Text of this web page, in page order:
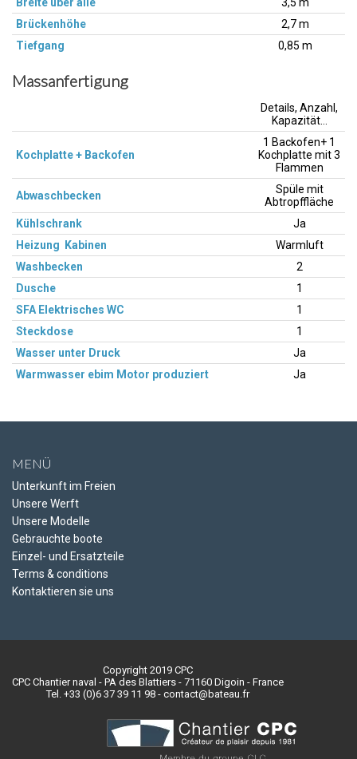
Brückenhöhe
2,7 m
Tiefgang
0,85 m
Massanfertigung
Details, Anzahl,
Kapazität…
Kochplatte + Backofen
1 Backofen+ 1
Kochplatte mit 3
Flammen
Abwaschbecken
Spüle mit
Abtropffläche
Kühlschrank
Ja
Heizung Kabinen
Warmluft
Washbecken
2
Dusche
1
SFA Elektrisches WC
1
Steckdose
1
Wasser unter Druck
Ja
Warmwasser ebim Motor produziert
Ja
MENÜ
Unterkunft im Freien
Unsere Werft
Unsere Modelle
Gebrauchte boote
Einzel- und Ersatzteile
Terms & conditions
Kontaktieren sie uns
Copyright 2019 CPC
CPC Chantier naval - PA des Blattiers - 71160 Digoin - France
Tel. +33 (0)6 37 39 11 98 - contact@bateau.fr